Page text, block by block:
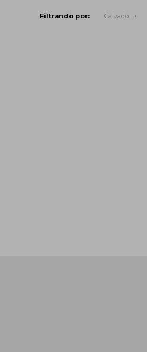
Filtrando por: Calzado